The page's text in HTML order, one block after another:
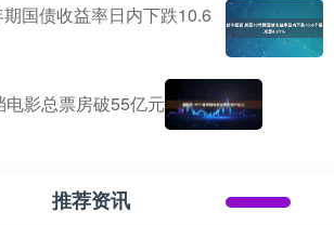
国债收益率日内下跌10.6
影总票房破55亿元
推荐资讯